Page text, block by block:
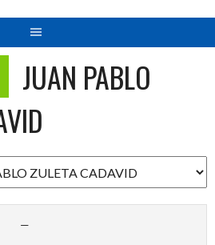
JUAN PABLO
—